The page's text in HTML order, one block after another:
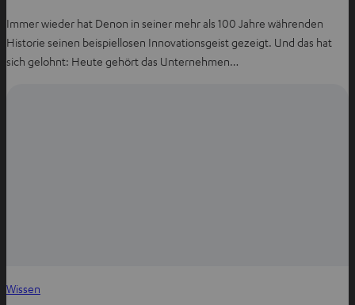
Immer wieder hat Denon in seiner mehr als 100 Jahre währenden
Historie seinen beispiellosen Innovationsgeist gezeigt. Und das hat
sich gelohnt: Heute gehört das Unternehmen…
Wissen